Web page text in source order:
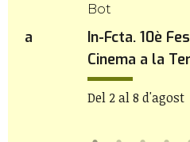
La
Bot
In-Fcta. 10è
Cinema a la
Del 2 al 8 d'agost